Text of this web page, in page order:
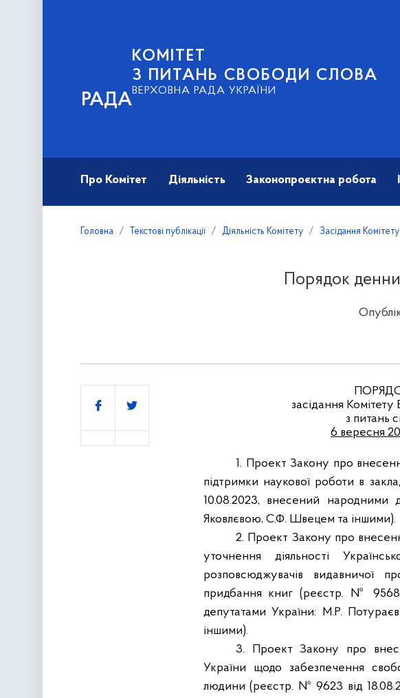
РАДА
КОМІТЕТ
З ПИТАНЬ СВОБОДИ СЛОВА
ВЕРХОВНА РАДА УКРАЇНИ
Про Комітет Діяльність Законопроєктна робота
Головна Текстові публікації Діяльність Комітету Засідання Комітету
Порядок
засідання
з питань
6 вересня
1. Проект Закону про
підтримки наукової роботи в
10.08.2023, внесений народними
Яковлєвою, С.Ф. Швецем та іншими).
2. Проект Закону про
уточнення діяльності
розповсюджувачів видавничої
придбання книг (реєстр. № 9568
депутатами України: М.Р.
іншими).
3.
Проект Закону про
України щодо забезпечення
людини (реєстр. № 9623 від
Поділитись